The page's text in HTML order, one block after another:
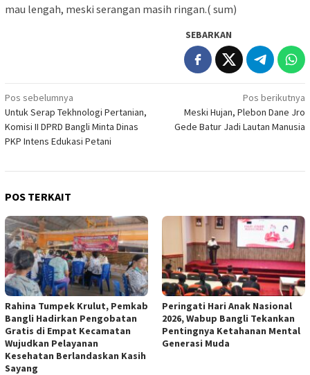
mau lengah, meski serangan masih ringan.( sum)
SEBARKAN
Navigasi
pos
Pos sebelumnya
Untuk Serap Tekhnologi Pertanian,
Komisi II DPRD Bangli Minta Dinas
PKP Intens Edukasi Petani
Pos berikutnya
Meski Hujan, Plebon Dane Jro
Gede Batur Jadi Lautan Manusia
POS TERKAIT
Rahina Tumpek Krulut, Pemkab
Bangli Hadirkan Pengobatan
Gratis di Empat Kecamatan
Wujudkan Pelayanan
Kesehatan Berlandaskan Kasih
Sayang
Peringati Hari Anak Nasional
2026, Wabup Bangli Tekankan
Pentingnya Ketahanan Mental
Generasi Muda